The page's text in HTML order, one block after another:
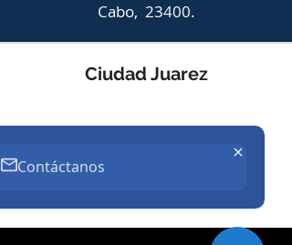
Cabo, 23400.
Ciudad Juarez
Av. Adolfo López Mateos 924,
Fraccionamiento Alfa. Ciudad
Contáctanos